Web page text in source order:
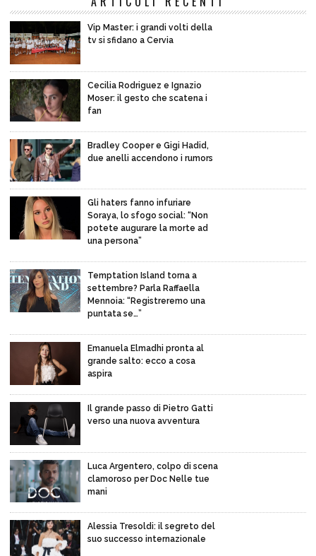
Vip Master: i grandi volti della
tv si sfidano a Cervia
Cecilia Rodriguez e Ignazio
Moser: il gesto che scatena i
fan
Bradley Cooper e Gigi Hadid,
due anelli accendono i rumors
Gli haters fanno infuriare
Soraya, lo sfogo social: “Non
potete augurare la morte ad
una persona”
Temptation Island torna a
settembre? Parla Raffaella
Mennoia: “Registreremo una
puntata se…”
Emanuela Elmadhi pronta al
grande salto: ecco a cosa
aspira
Il grande passo di Pietro Gatti
verso una nuova avventura
Luca Argentero, colpo di scena
clamoroso per Doc Nelle tue
mani
Alessia Tresoldi: il segreto del
suo successo internazionale